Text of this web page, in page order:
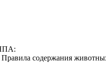
Правила содержания